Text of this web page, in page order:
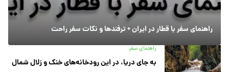
راهنمای سفر با قطار در ایران + ترفندها و نکات سفر راحت
راهنمای سفر
به جای دریا، در این رودخانه‌های خنک و زلال شمال